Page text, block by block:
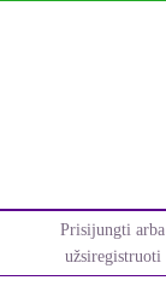
Prisijungti arba
užsiregistruoti